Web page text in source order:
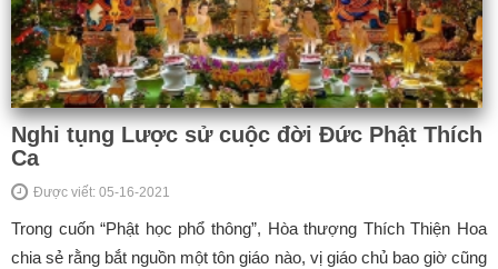
Nghi tụng Lược sử cuộc đời Đức Phật Thích
Ca
Được viết: 05-16-2021
Trong cuốn “Phật học phổ thông”, Hòa thượng Thích Thiện Hoa
chia sẻ rằng bắt nguồn một tôn giáo nào, vị giáo chủ bao giờ cũng